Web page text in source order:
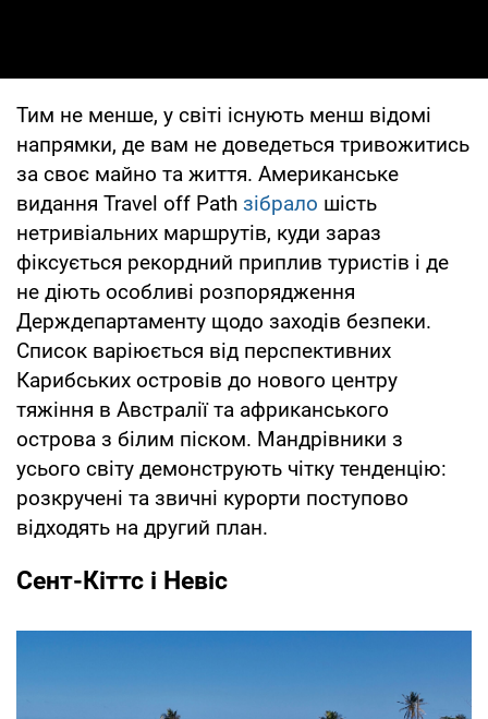
Тим не менше, у світі існують менш відомі
напрямки, де вам не доведеться тривожитись
за своє майно та життя. Американське
видання Travel off Path зібрало шість
нетривіальних маршрутів, куди зараз
фіксується рекордний приплив туристів і де
не діють особливі розпорядження
Держдепартаменту щодо заходів безпеки.
Список варіюється від перспективних
Карибських островів до нового центру
тяжіння в Австралії та африканського
острова з білим піском. Мандрівники з
усього світу демонструють чітку тенденцію:
розкручені та звичні курорти поступово
відходять на другий план.
Сент-Кіттс і Невіс